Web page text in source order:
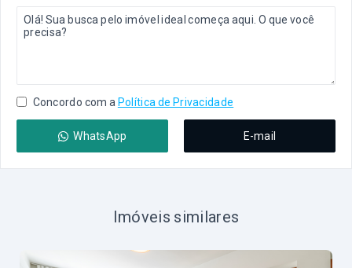
Concordo com a Política de Privacidade
WhatsApp E-mail
Imóveis similares